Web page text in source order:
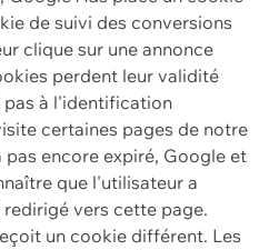
de suivi des conversions
clique sur une annonce
perdent leur validité
pas à l'identification
certaines pages de notre
encore expiré, Google et
que l'utilisateur a
vers cette page.
un cookie différent. Les